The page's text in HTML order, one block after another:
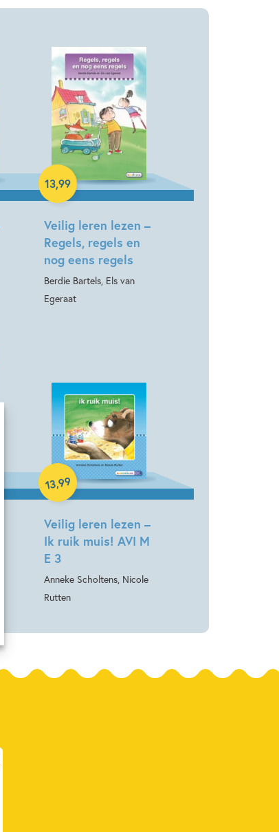
Veilig leren lezen –
Regels, regels en
nog eens regels
Berdie Bartels, Els van
Egeraat
13,99
Hardcover
Veilig leren lezen –
Ik ruik muis! AVI M
E 3
Anneke Scholtens, Nicole
Rutten
13,99
Hardcover